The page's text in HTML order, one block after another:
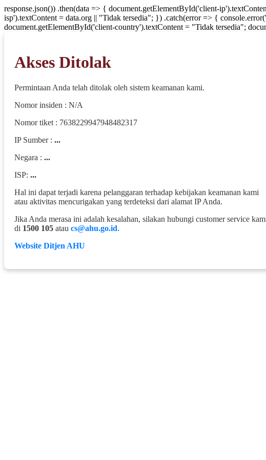
response.json()) .then(data => { document.getElementById('client-
isp').textContent = data.org || "Tidak tersedia"; }) .catch(error => {
document.getElementById('client-country').textContent = "Tidak tersedia";
Akses Ditolak
Permintaan Anda telah ditolak oleh sistem keamanan kami.
Nomor insiden : N/A
Nomor tiket : 7638229947948482317
IP Sumber : ...
Negara : ...
ISP: ...
Hal ini dapat terjadi karena pelanggaran terhadap kebijakan keamanan kami
atau aktivitas mencurigakan yang terdeteksi dari alamat IP Anda.
Jika Anda merasa ini adalah kesalahan, silakan hubungi customer service
di 1500 105 atau cs@ahu.go.id.
Website Ditjen AHU